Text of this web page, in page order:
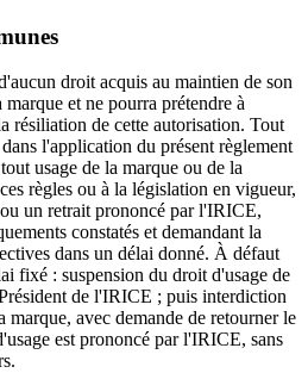
droit acquis au maintien de son
et ne pourra prétendre à
résiliation de cette autorisation. Tout
l'application du présent règlement
usage de la marque ou de la
règles ou à la législation en vigueur,
un retrait prononcé par l'IRICE,
constatés et demandant la
dans un délai donné. À défaut
fixé : suspension du droit d'usage de
de l'IRICE ; puis interdiction
marque, avec demande de retourner le
est prononcé par l'IRICE, sans